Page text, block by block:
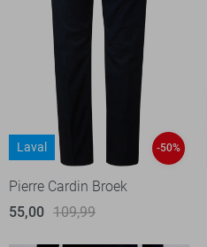
Laval -50%
Pierre Cardin Broek
55,00 109,99